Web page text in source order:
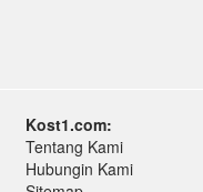
Kost1.com:
Tentang Kami
Hubungin Kami